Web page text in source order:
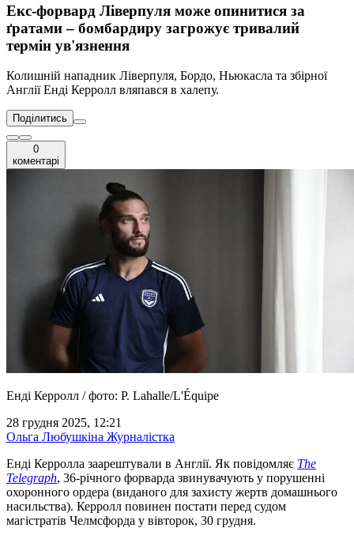
Екс-форвард Ліверпуля може опинитися за
ґратами – бомбардиру загрожує тривалий
термін ув'язнення
Колишній нападник Ліверпуля, Бордо, Ньюкасла та збірної
Англії Енді Керролл вляпався в халепу.
Поділитись
0
коментарі
Енді Керролл / фото: P. Lahalle/L'Équipe
28 грудня 2025, 12:21
Ольга Любушкіна Журналістка
Енді Керролла заарештували в Англії. Як повідомляє The
Telegraph, 36-річного форварда звинувачують у порушенні
охоронного ордера (виданого для захисту жертв домашнього
насильства). Керролл повинен постати перед судом
магістратів Челмсфорда у вівторок, 30 грудня.